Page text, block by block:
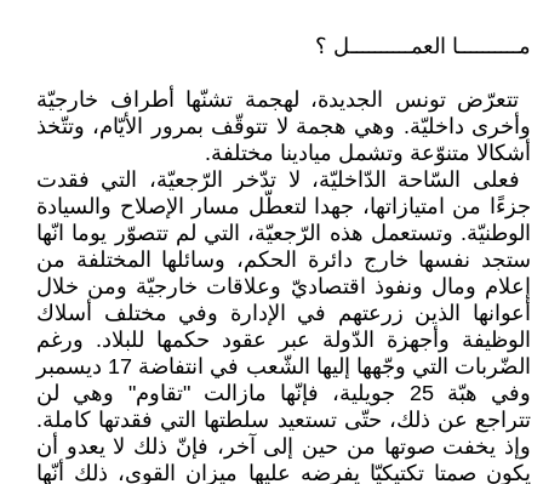
مــــــــــا العمــــــــــل ؟
‏ تتعرّض تونس الجديدة، لهجمة تشنّها ‏أطراف خارجيّة
وأخرى داخليّة. وهي ‏هجمة لا تتوقّف بمرور الأيّام، وتتّخذ
‏أشكالا متنوّعة وتشمل ميادينا مختلفة.‏
‏ فعلى السّاحة الدّاخليّة، لا تدّخر ‏الرّجعيّة، التي فقدت
جزءًا من امتيازاتها، ‏جهدا لتعطّل مسار الإصلاح والسيادة
‏الوطنيّة. وتستعمل هذه الرّجعيّة، التي لم ‏تتصوّر يوما انّها
ستجد نفسها خارج ‏دائرة الحكم، وسائلها المختلفة من
إعلام ‏ومال ونفوذ اقتصاديّ وعلاقات خارجيّة ‏ومن خلال
أعوانها الذين زرعتهم في ‏الإدارة وفي مختلف أسلاك
الوظيفة ‏وأجهزة الدّولة عبر عقود حكمها للبلاد. ‏ورغم
الضّربات التي وجّهها إليها الشّعب ‏في انتفاضة 17 ديسمبر
وفي هبّة 25 ‏جويلية، فإنّها مازالت "تقاوم" وهي لن
‏تتراجع عن ذلك، حتّى تستعيد سلطتها ‏التي فقدتها كاملة.
وإذ يخفت صوتها من ‏حين إلى آخر، فإنّ ذلك لا يعدو أن
يكون ‏صمتا تكتيكيّا يفرضه عليها ميزان القوى، ‏ذلك أنّها